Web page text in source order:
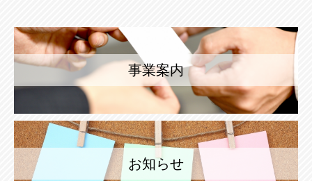
事業案内
お知らせ